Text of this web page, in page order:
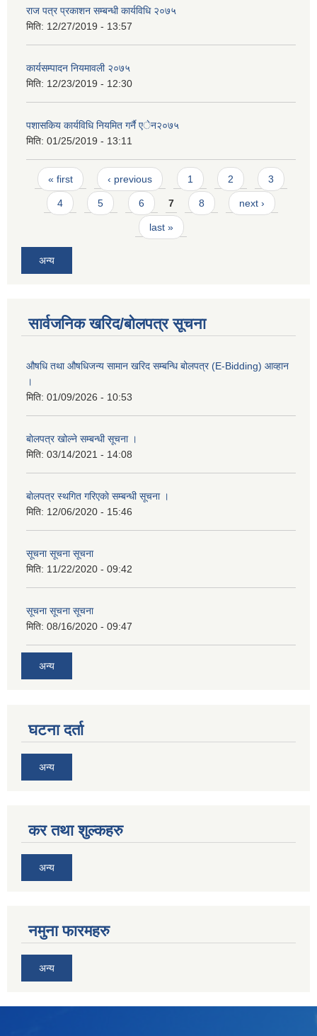
राज पत्र प्रकाशन सम्बन्धी कार्यविधि २०७५
मिति: 12/27/2019 - 13:57
कार्यसम्पादन नियमावली २०७५
मिति: 12/23/2019 - 12:30
पशासकिय कार्यविधि नियमित गर्नै एेन२०७५
मिति: 01/25/2019 - 13:11
Pages
« first ‹ previous 1 2 3
4 5 6 7 8 next ›
last »
अन्य
सार्वजनिक खरिद/बोलपत्र सूचना
औषधि तथा औषधिजन्य सामान खरिद सम्बन्धि बोलपत्र (E-Bidding) आव्हान
।
मिति: 01/09/2026 - 10:53
बाेलपत्र खोल्ने सम्बन्धी सूचना ।
मिति: 03/14/2021 - 14:08
बाेलपत्र स्थगित गरिएकाे सम्बन्धी सूचना ।
मिति: 12/06/2020 - 15:46
सूचना सूचना सूचना
मिति: 11/22/2020 - 09:42
सूचना सूचना सूचना
मिति: 08/16/2020 - 09:47
अन्य
घटना दर्ता
अन्य
कर तथा शुल्कहरु
अन्य
नमुना फारमहरु
अन्य